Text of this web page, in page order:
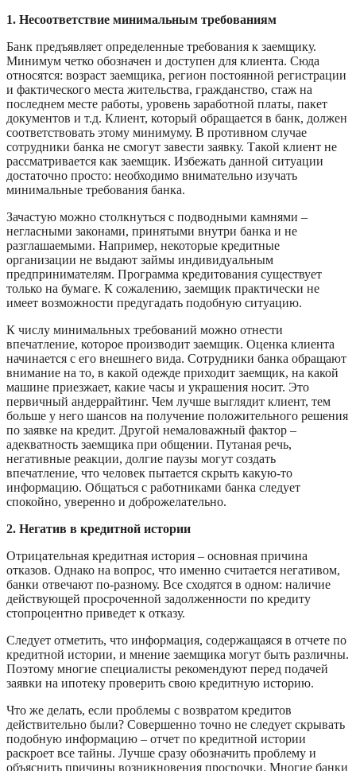
1. Несоответствие минимальным требованиям
Банк предъявляет определенные требования к заемщику.
Минимум четко обозначен и доступен для клиента. Сюда
относятся: возраст заемщика, регион постоянной регистрации
и фактического места жительства, гражданство, стаж на
последнем месте работы, уровень заработной платы, пакет
документов и т.д. Клиент, который обращается в банк, должен
соответствовать этому минимуму. В противном случае
сотрудники банка не смогут завести заявку. Такой клиент не
рассматривается как заемщик. Избежать данной ситуации
достаточно просто: необходимо внимательно изучать
минимальные требования банка.
Зачастую можно столкнуться с подводными камнями –
негласными законами, принятыми внутри банка и не
разглашаемыми. Например, некоторые кредитные
организации не выдают займы индивидуальным
предпринимателям. Программа кредитования существует
только на бумаге. К сожалению, заемщик практически не
имеет возможности предугадать подобную ситуацию.
К числу минимальных требований можно отнести
впечатление, которое производит заемщик. Оценка клиента
начинается с его внешнего вида. Сотрудники банка обращают
внимание на то, в какой одежде приходит заемщик, на какой
машине приезжает, какие часы и украшения носит. Это
первичный андеррайтинг. Чем лучше выглядит клиент, тем
больше у него шансов на получение положительного решения
по заявке на кредит. Другой немаловажный фактор –
адекватность заемщика при общении. Путаная речь,
негативные реакции, долгие паузы могут создать
впечатление, что человек пытается скрыть какую-то
информацию. Общаться с работниками банка следует
спокойно, уверенно и доброжелательно.
2. Негатив в кредитной истории
Отрицательная кредитная история – основная причина
отказов. Однако на вопрос, что именно считается негативом,
банки отвечают по-разному. Все сходятся в одном: наличие
действующей просроченной задолженности по кредиту
стопроцентно приведет к отказу.
Следует отметить, что информация, содержащаяся в отчете по
кредитной истории, и мнение заемщика могут быть различны.
Поэтому многие специалисты рекомендуют перед подачей
заявки на ипотеку проверить свою кредитную историю.
Что же делать, если проблемы с возвратом кредитов
действительно были? Совершенно точно не следует скрывать
подобную информацию – отчет по кредитной истории
раскроет все тайны. Лучше сразу обозначить проблему и
объяснить причины возникновения просрочки. Многие банки